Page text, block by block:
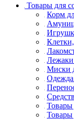
Товары для
Корм
Лежаки
Миски
Одежда
Товары
Товары